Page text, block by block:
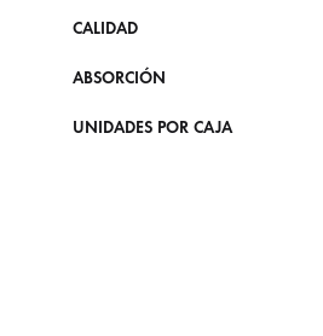
CALIDAD
ABSORCIÓN
UNIDADES POR CAJA